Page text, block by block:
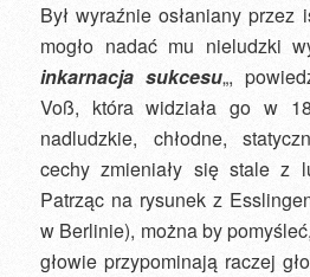
Był wyraźnie osłaniany przez
mogło nadać mu nieludzki
inkarnacja sukcesu„,
Voß, która widziała go w
nadludzkie, chłodne,
cechy zmieniały się stale z
Patrząc na rysunek z
w Berlinie), można by
głowie przypominają raczej